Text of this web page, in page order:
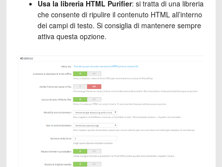
Usa la libreria HTML Purifier: si tratta di una libreria
che consente di ripulire il contenuto HTML all’interno
dei campi di testo. Si consiglia di mantenere sempre
attiva questa opzione.